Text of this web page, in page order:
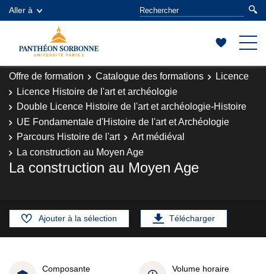
Aller à
Offre de formation Catalogue des formations
Licence
Licence Histoire de l'art et archéologie
Double Licence Histoire de l'art et archéologie-Histoire
UE Fondamentale d'Histoire de l'art et Archéologie
Parcours Histoire de l'art
Art médiéval
La construction au Moyen Age
La construction au Moyen Age
Ajouter à la sélection Télécharger
Composante
Volume horaire